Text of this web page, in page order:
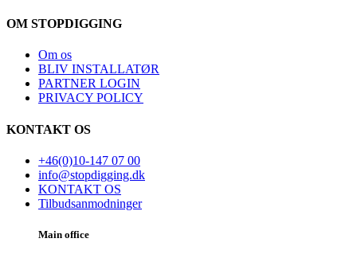
OM STOPDIGGING
Om os
BLIV INSTALLATØR
PARTNER LOGIN
PRIVACY POLICY
KONTAKT OS
+46(0)10-147 07 00
info@stopdigging.dk
KONTAKT OS
Tilbudsanmodninger
Main office